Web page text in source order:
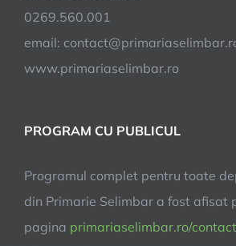
0269.560.001
email:
www.primariaselimbar.ro
PROGRAM CU PUBLICUL
Programul complet pentru toate
din Primarie Selimbar a fost afisat
pagina primariaselimbar.ro/